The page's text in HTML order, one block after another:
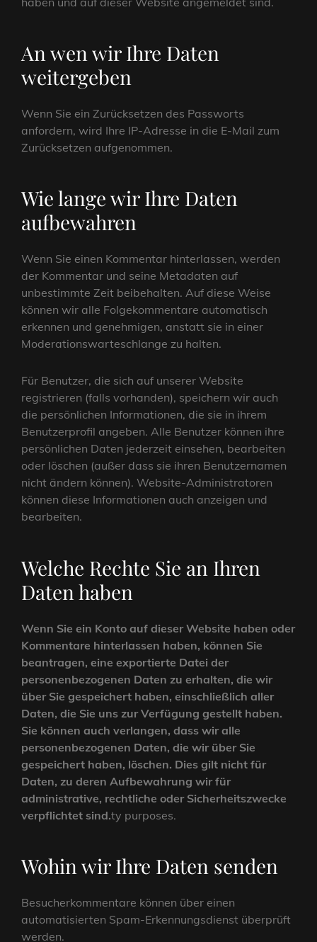
An wen wir Ihre Daten
weitergeben
Wenn Sie ein Zurücksetzen des Passworts
anfordern, wird Ihre IP-Adresse in die E-Mail zum
Zurücksetzen aufgenommen.
Wie lange wir Ihre Daten
aufbewahren
Wenn Sie einen Kommentar hinterlassen, werden
der Kommentar und seine Metadaten auf
unbestimmte Zeit beibehalten. Auf diese Weise
können wir alle Folgekommentare automatisch
erkennen und genehmigen, anstatt sie in einer
Moderationswarteschlange zu halten.
Für Benutzer, die sich auf unserer Website
registrieren (falls vorhanden), speichern wir auch
die persönlichen Informationen, die sie in ihrem
Benutzerprofil angeben. Alle Benutzer können ihre
persönlichen Daten jederzeit einsehen, bearbeiten
oder löschen (außer dass sie ihren Benutzernamen
nicht ändern können). Website-Administratoren
können diese Informationen auch anzeigen und
bearbeiten.
Welche Rechte Sie an Ihren
Daten haben
Wenn Sie ein Konto auf dieser Website haben oder
Kommentare hinterlassen haben, können Sie
beantragen, eine exportierte Datei der
personenbezogenen Daten zu erhalten, die wir
über Sie gespeichert haben, einschließlich aller
Daten, die Sie uns zur Verfügung gestellt haben.
Sie können auch verlangen, dass wir alle
personenbezogenen Daten, die wir über Sie
gespeichert haben, löschen. Dies gilt nicht für
Daten, zu deren Aufbewahrung wir für
administrative, rechtliche oder Sicherheitszwecke
verpflichtet sind.ty purposes.
Wohin wir Ihre Daten senden
Besucherkommentare können über einen
automatisierten Spam-Erkennungsdienst überprüft
werden.